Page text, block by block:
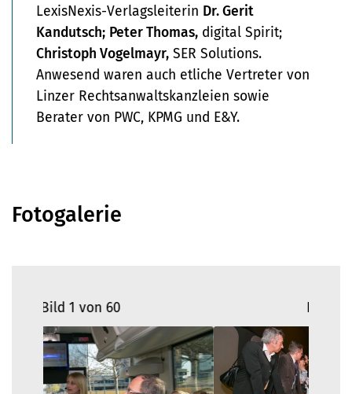
LexisNexis-Verlagsleiterin Dr. Gerit
Kandutsch; Peter Thomas, digital Spirit;
Christoph Vogelmayr, SER Solutions.
Anwesend waren auch etliche Vertreter von
Linzer Rechtsanwaltskanzleien sowie
Berater von PWC, KPMG und E&Y.
Fotogalerie